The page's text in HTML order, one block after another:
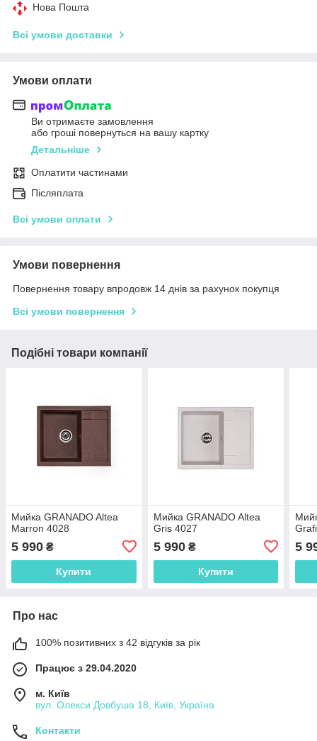
Нова Пошта
Всі умови доставки
Умови оплати
Ви отримаєте замовлення
або гроші повернуться на вашу картку
Детальніше
Оплатити частинами
Післяплата
Всі умови оплати
Умови повернення
Повернення товару впродовж 14 днів за рахунок покупця
Всі умови повернення
Подібні товари компанії
Мийка GRANADO Altea
Marron 4028
5 990 ₴
Купити
Мийка GRANADO Altea
Gris 4027
5 990₴
Купити
5
Про нас
100% позитивних з 42 відгуків за рік
Працює з 29.04.2020
м. Київ
вул. Олекси Довбуша 18, Київ, Україна
Контакти